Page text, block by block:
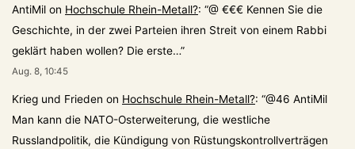
AntiMil on Hochschule Rhein-Metall?: “@ €€€ Kennen Sie die
Geschichte, in der zwei Parteien ihren Streit von einem Rabbi
geklärt haben wollen? Die erste…”
Aug. 8, 10:45
Krieg und Frieden on Hochschule Rhein-Metall?: “@46 AntiMil
Man kann die NATO-Osterweiterung, die westliche
Russlandpolitik, die Kündigung von Rüstungskontrollverträgen